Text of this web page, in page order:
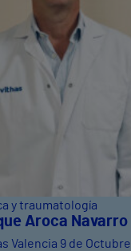
y traumatología
Aroca Navarro
Valencia 9 de Octubre